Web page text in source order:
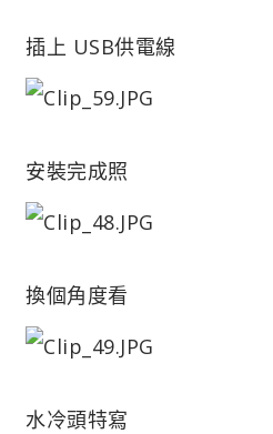
插上 USB供電線
安裝完成照
換個角度看
水冷頭特寫